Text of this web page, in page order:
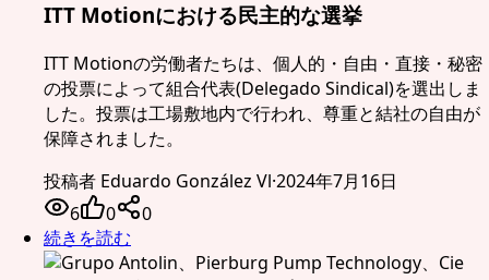
ITT Motionにおける民主的な選挙
ITT Motionの労働者たちは、個人的・自由・直接・秘密
の投票によって組合代表(Delegado Sindical)を選出しま
した。投票は工場敷地内で行われ、尊重と結社の自由が
保障されました。
投稿者 Eduardo González Vl·2024年7月16日
6
0
0
続きを読む